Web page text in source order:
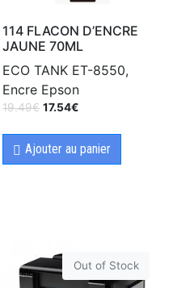
114 FLACON D’ENCRE
JAUNE 70ML
ECO TANK ET-8550,
Encre Epson
19.49€ 17.54€
Ajouter au panier
Out of Stock